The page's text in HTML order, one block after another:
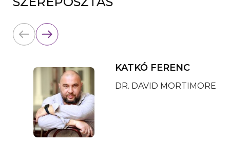
KATKÓ FERENC
DR. DAVID MORTIMORE